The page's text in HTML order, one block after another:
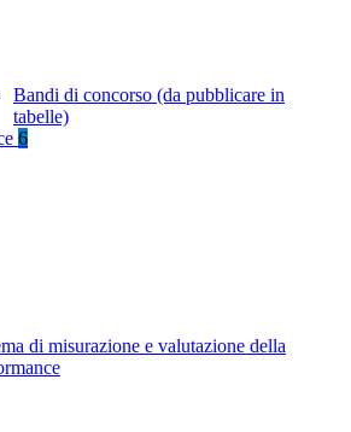
Bandi di concorso (da pubblicare in
tabelle)
6
di misurazione e valutazione della